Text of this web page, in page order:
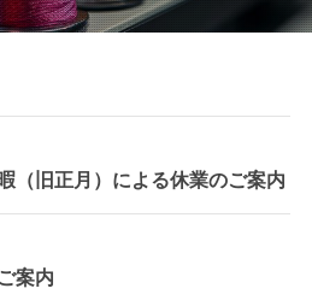
（旧正月）による休業のご案内
案内